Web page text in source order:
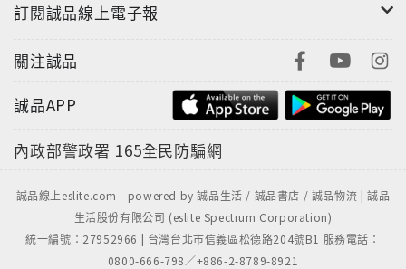
界導讀一書。用了大量賞心悅目的圖片，依照著劇情的
中的特殊物件等等。內容收錄地圖中各區域(衛星軌道基
地、工廠廢墟、廢墟都市、沙漠地帶、遊樂場、水沒都
市…等)的概念美術圖以及角色美術圖，並有開發總監橫
行裝置、戰車、航空母艦等等的設計草稿，且有由映島
兩篇短篇小說。190頁的資料集及美術圖相信對於喜歡
《尼爾：自動人形》的玩家粉絲們，是值得收藏及觀賞
的一書。
訂閱誠品線上電子報
關注誠品
誠品APP
內政部警政署 165全民防騙網
誠品線上eslite.com - powered by 誠品生活 / 誠品書店 / 誠品物流 | 誠品
生活股份有限公司 (eslite Spectrum Corporation)
統一編號：27952966 | 台灣台北市信義區松德路204號B1 服務電話：
0800-666-798／+886-2-8789-8921